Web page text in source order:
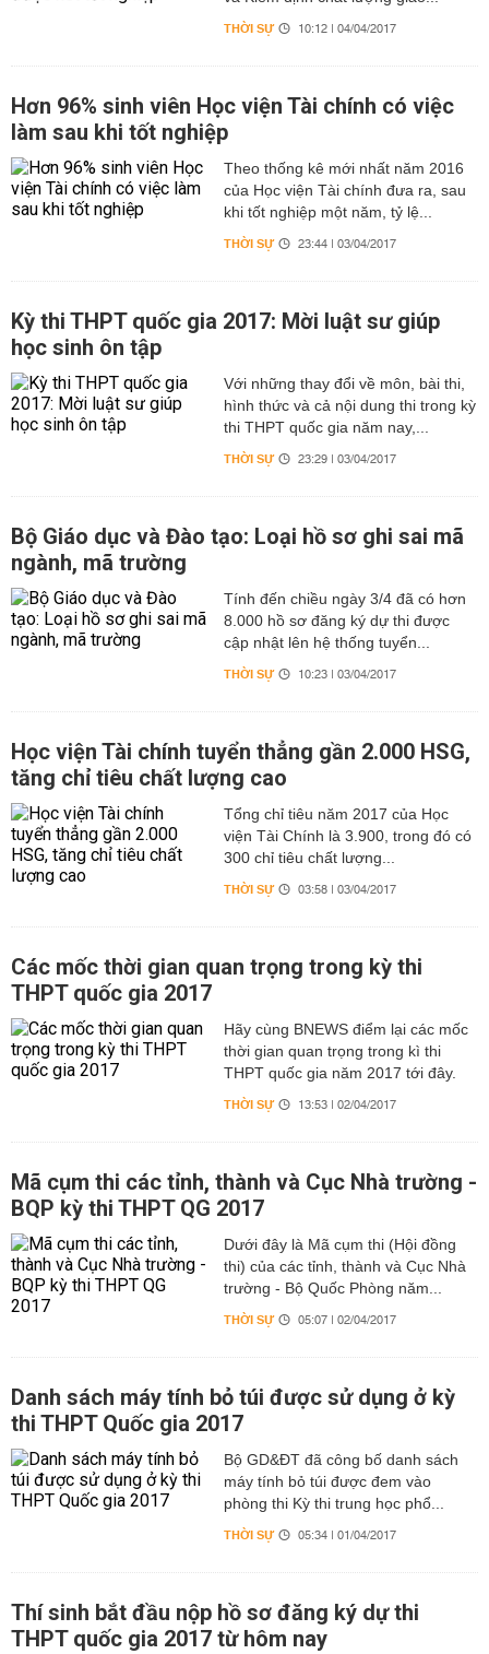
THỜI SỰ 10:12 | 04/04/2017
Hơn 96% sinh viên Học viện Tài chính có việc
làm sau khi tốt nghiệp
Theo thống kê mới nhất năm 2016
của Học viện Tài chính đưa ra, sau
khi tốt nghiệp một năm, tỷ lệ...
THỜI SỰ 23:44 | 03/04/2017
Kỳ thi THPT quốc gia 2017: Mời luật sư giúp
học sinh ôn tập
Với những thay đổi về môn, bài thi,
hình thức và cả nội dung thi trong kỳ
thi THPT quốc gia năm nay,...
THỜI SỰ 23:29 | 03/04/2017
Bộ Giáo dục và Đào tạo: Loại hồ sơ ghi sai mã
ngành, mã trường
Tính đến chiều ngày 3/4 đã có hơn
8.000 hồ sơ đăng ký dự thi được
cập nhật lên hệ thống tuyển...
THỜI SỰ 10:23 | 03/04/2017
Học viện Tài chính tuyển thẳng gần 2.000 HSG,
tăng chỉ tiêu chất lượng cao
Tổng chỉ tiêu năm 2017 của Học
viện Tài Chính là 3.900, trong đó có
300 chỉ tiêu chất lượng...
THỜI SỰ 03:58 | 03/04/2017
Các mốc thời gian quan trọng trong kỳ thi
THPT quốc gia 2017
Hãy cùng BNEWS điểm lại các mốc
thời gian quan trọng trong kì thi
THPT quốc gia năm 2017 tới đây.
THỜI SỰ 13:53 | 02/04/2017
Mã cụm thi các tỉnh, thành và Cục Nhà trường -
BQP kỳ thi THPT QG 2017
Dưới đây là Mã cụm thi (Hội đồng
thi) của các tỉnh, thành và Cục Nhà
trường - Bộ Quốc Phòng năm...
THỜI SỰ 05:07 | 02/04/2017
Danh sách máy tính bỏ túi được sử dụng ở kỳ
thi THPT Quốc gia 2017
Bộ GD&ĐT đã công bố danh sách
máy tính bỏ túi được đem vào
phòng thi Kỳ thi trung học phổ...
THỜI SỰ 05:34 | 01/04/2017
Thí sinh bắt đầu nộp hồ sơ đăng ký dự thi
THPT quốc gia 2017 từ hôm nay